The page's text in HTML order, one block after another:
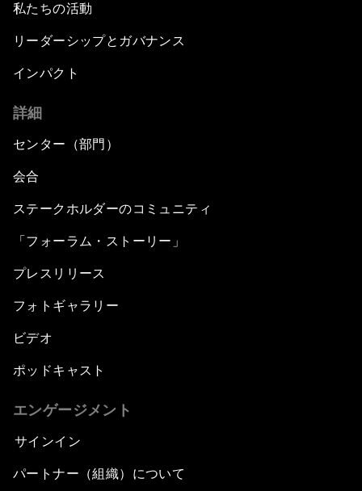
私たちの活動
リーダーシップとガバナンス
インパクト
詳細
センター（部門）
会合
ステークホルダーのコミュニティ
「フォーラム・ストーリー」
プレスリリース
フォトギャラリー
ビデオ
ポッドキャスト
エンゲージメント
サインイン
パートナー（組織）について